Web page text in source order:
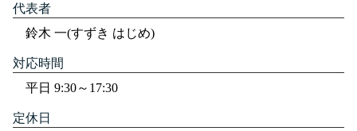
代表者
鈴木 一(すずき はじめ)
対応時間
平日 9:30～17:30
定休日